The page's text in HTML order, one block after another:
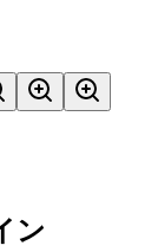
ン